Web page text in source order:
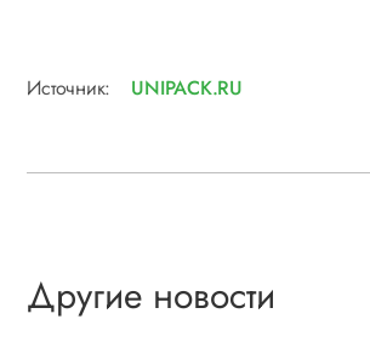
Источник: UNIPACK.RU
Другие новости